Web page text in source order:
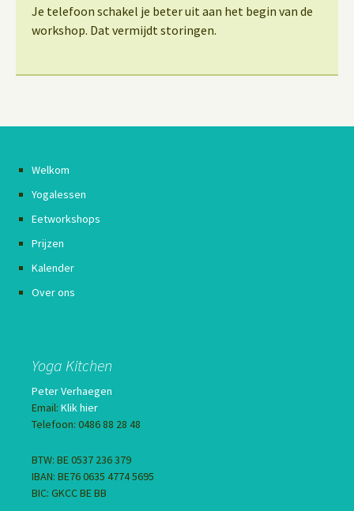
Je telefoon schakel je beter uit aan het begin van de
workshop. Dat vermijdt storingen.
Welkom
Yogalessen
Eetworkshops
Prijzen
Kalender
Over ons
Yoga Kitchen
Peter Verhaegen
Email: Klik hier
Telefoon: 0486 88 28 48
BTW: BE 0537 236 379
IBAN: BE76 0635 4774 5695
BIC: GKCC BE BB